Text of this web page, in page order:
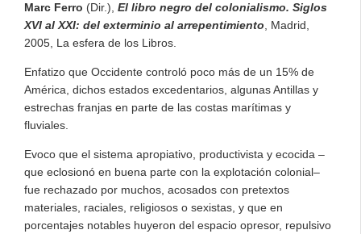
Marc Ferro (Dir.), El libro negro del colonialismo. Siglos
XVI al XXI: del exterminio al arrepentimiento , Madrid,
2005, La esfera de los Libros.
Enfatizo que Occidente controló poco más de un 15% de
América, dichos estados excedentarios, algunas Antillas y
estrechas franjas en parte de las costas marítimas y
fluviales.
Evoco que el sistema apropiativo, productivista y ecocida –
que eclosionó en buena parte con la explotación colonial–
fue rechazado por muchos, acosados con pretextos
materiales, raciales, religiosos o sexistas, y que en
porcentajes notables huyeron del espacio opresor, repulsivo